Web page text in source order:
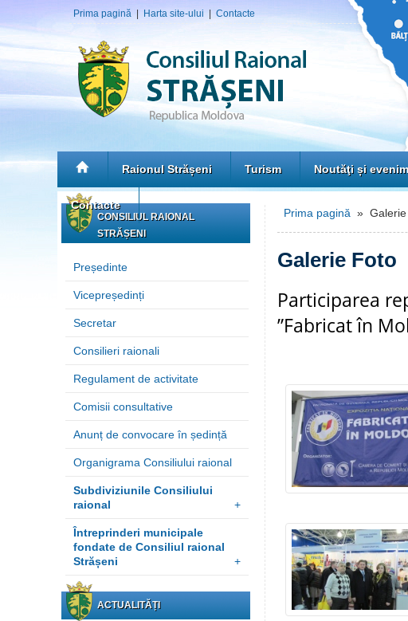
Prima pagină Harta site-ului Contacte
Raionul Strășeni Turism Noutăţi și
Contacte
CONSILIUL RAIONAL
STRĂȘENI
Președinte
Vicepreședinți
Secretar
Consilieri raionali
Regulament de activitate
Comisii consultative
Anunț de convocare în ședință
Organigrama Consiliului raional
Subdiviziunile Consiliului
raional
+
Întreprinderi municipale
fondate de Consiliul raional
Strășeni
+
ACTUALITĂȚI
Prima pagină » Galerie
Galerie Foto
Participarea
”Fabricat în